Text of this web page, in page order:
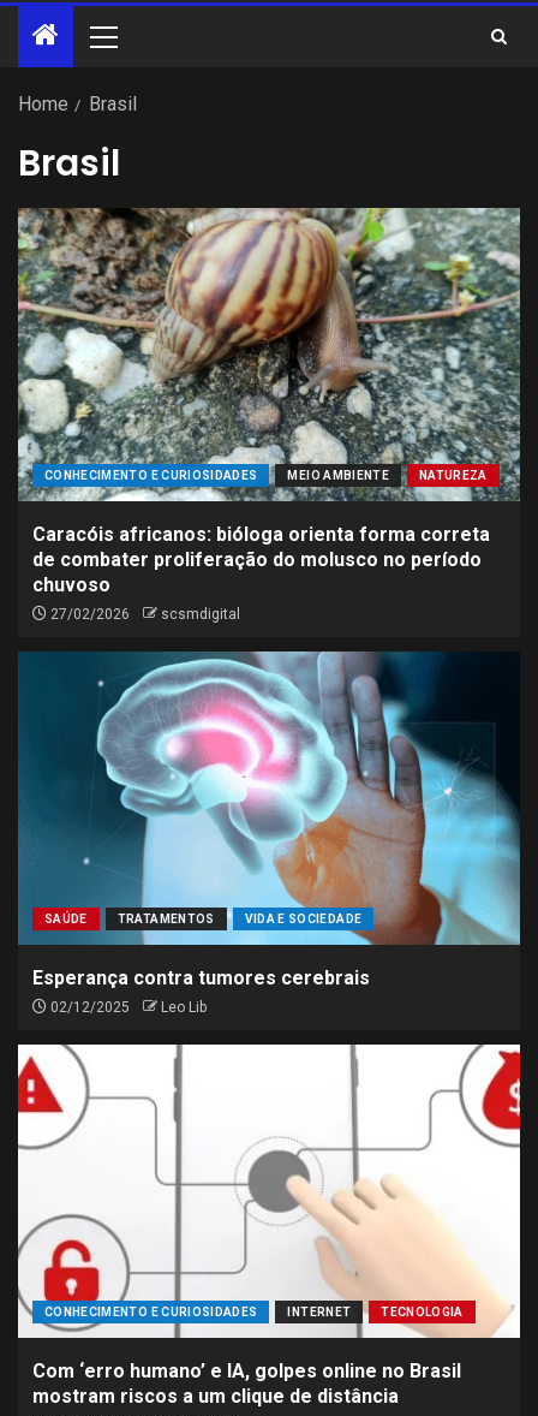
Home Brasil
Brasil
CONHECIMENTO E CURIOSIDADES MEIO AMBIENTE NATUREZA
Caracóis africanos: bióloga orienta forma correta
de combater proliferação do molusco no período
chuvoso
27/02/2026 scsmdigital
SAÚDE TRATAMENTOS VIDA E SOCIEDADE
Esperança contra tumores cerebrais
02/12/2025 Leo Lib
CONHECIMENTO E CURIOSIDADES INTERNET TECNOLOGIA
Com ‘erro humano’ e IA, golpes online no Brasil
mostram riscos a um clique de distância